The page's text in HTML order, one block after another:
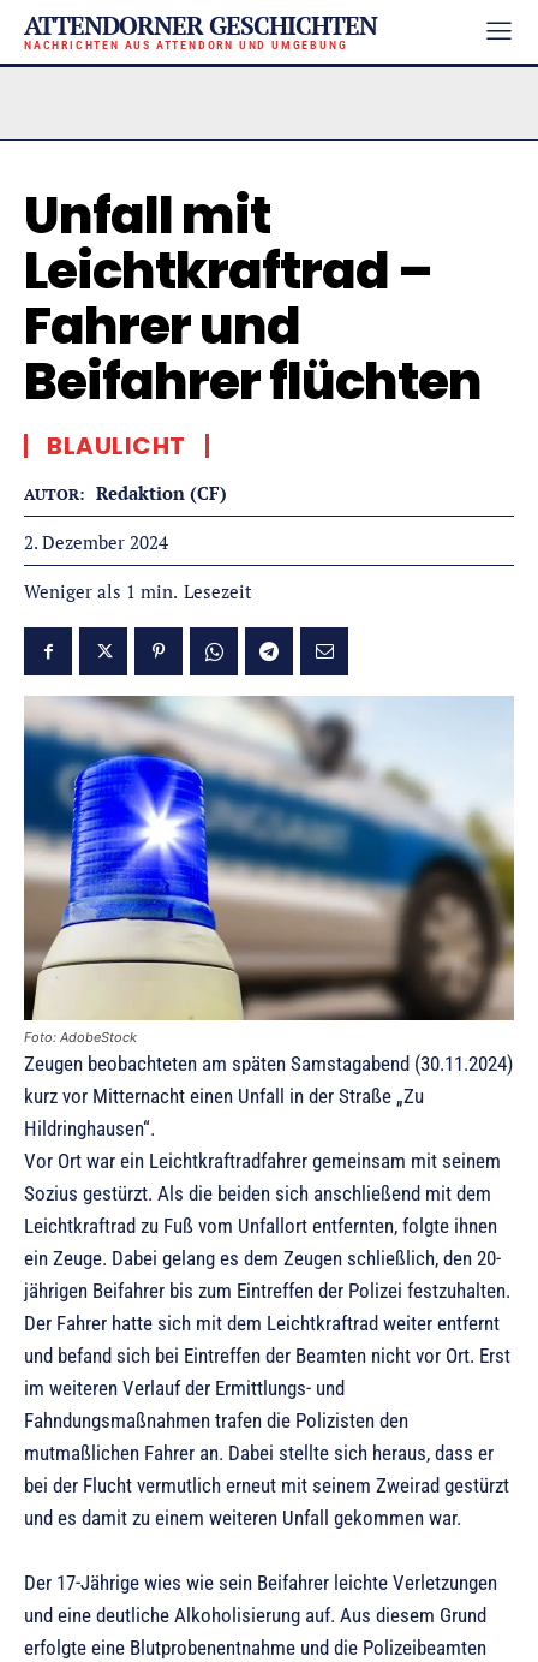
ATTENDORNER GESCHICHTEN
NACHRICHTEN AUS ATTENDORN UND UMGEBUNG
Unfall mit
Leichtkraftrad –
Fahrer und
Beifahrer flüchten
BLAULICHT
AUTOR: Redaktion (CF)
2. Dezember 2024
Weniger als 1 min. Lesezeit
Foto: AdobeStock
Zeugen beobachteten am späten Samstagabend (30.11.2024)
kurz vor Mitternacht einen Unfall in der Straße „Zu
Hildringhausen“.
Vor Ort war ein Leichtkraftradfahrer gemeinsam mit seinem
Sozius gestürzt. Als die beiden sich anschließend mit dem
Leichtkraftrad zu Fuß vom Unfallort entfernten, folgte ihnen
ein Zeuge. Dabei gelang es dem Zeugen schließlich, den 20-
jährigen Beifahrer bis zum Eintreffen der Polizei festzuhalten.
Der Fahrer hatte sich mit dem Leichtkraftrad weiter entfernt
und befand sich bei Eintreffen der Beamten nicht vor Ort. Erst
im weiteren Verlauf der Ermittlungs- und
Fahndungsmaßnahmen trafen die Polizisten den
mutmaßlichen Fahrer an. Dabei stellte sich heraus, dass er
bei der Flucht vermutlich erneut mit seinem Zweirad gestürzt
und es damit zu einem weiteren Unfall gekommen war.
Der 17-Jährige wies wie sein Beifahrer leichte Verletzungen
und eine deutliche Alkoholisierung auf. Aus diesem Grund
erfolgte eine Blutprobenentnahme und die Polizeibeamten